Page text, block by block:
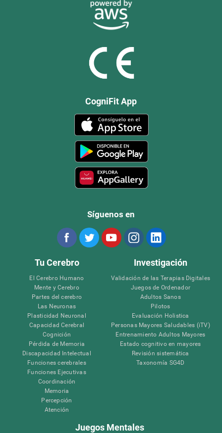
CogniFit App
Síguenos en
Tu Cerebro
El Cerebro Humano
Mente y Cerebro
Partes del cerebro
Las Neuronas
Plasticidad Neuronal
Capacidad Cerebral
Cognición
Pérdida de Memoria
Discapacidad Intelectual
Funciones cerebrales
Funciones Ejecutivas
Coordinación
Memoria
Percepción
Atención
Investigación
Validación de las Terapias Digitales
Juegos de Ordenador
Adultos Sanos
Pilotos
Evaluación Holistica
Personas Mayores Saludables (iTV)
Entrenamiento Adultos Mayores
Estado cognitivo en mayores
Revisión sistemática
Taxonomía SG4D
Juegos Mentales